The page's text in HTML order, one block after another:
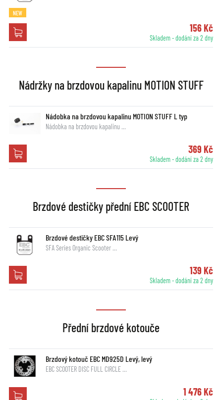
NEW
156 Kč
Skladem - dodání za 2 dny
Nádržky na brzdovou kapalinu MOTION STUFF
Nádobka na brzdovou kapalinu MOTION STUFF L typ
Nádobka na brzdovou kapalinu …
369 Kč
Skladem - dodání za 2 dny
Brzdové destičky přední EBC SCOOTER
Brzdové destičky EBC SFA115 Levý
SFA Series Organic Scooter …
139 Kč
Skladem - dodání za 2 dny
Přední brzdové kotouče
Brzdový kotouč EBC MD925D Levý, levý
EBC SCOOTER DISC FULL CIRCLE …
1 476 Kč